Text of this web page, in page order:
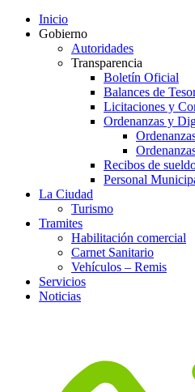
Inicio
Gobierno
Autoridades
Transparencia
Boletín Oficial
Balances de
Licitaciones y
Ordenanzas y
Recibos de
Personal
La Ciudad
Turismo
Tramites
Habilitación comercial
Carnet Sanitario
Vehículos – Remis
Servicios
Noticias